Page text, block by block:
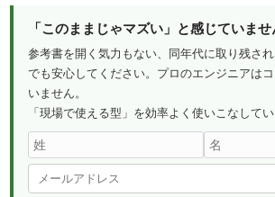
「このままじゃマズい」と感じていませ
参考書を開く気力もない、同年代に取り残さ
でも安心してください。プロのエンジニアは
いません。
「現場で使える型」を効率よく使いこなしてい